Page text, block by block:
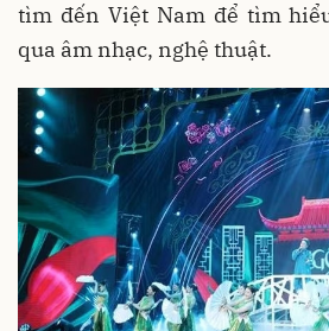
tìm đến Việt Nam để tìm
qua âm nhạc, nghệ thuật.